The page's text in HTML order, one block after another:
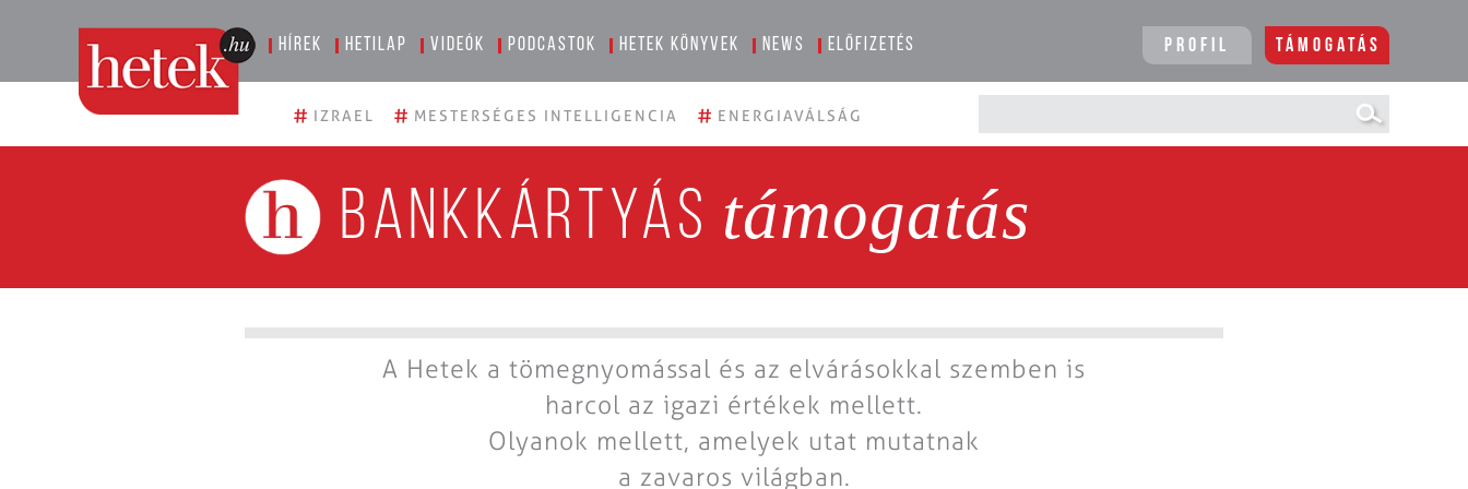
Hírek Hetilap Videók Podcastok Hetek könyvek News Előfizetés Profil Támogatás
# IZRAEL # MESTERSÉGES INTELLIGENCIA # ENERGIAVÁLSÁG
Bankkártyás támogatás
A Hetek a tömegnyomással és az elvárásokkal szemben is
harcol az igazi értékek mellett.
Olyanok mellett, amelyek utat mutatnak
a zavaros világban.